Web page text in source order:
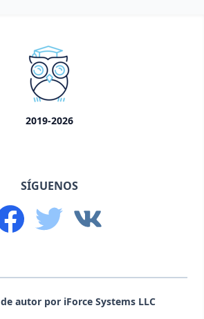
2019-2026
SÍGUENOS
autor por iForce Systems LLC